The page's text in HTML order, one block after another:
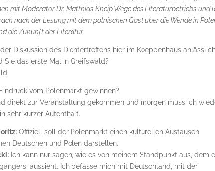
mit Moderator Dr. Matthias Kneip Wege des Literaturbetriebs und
nach der Lesung mit dem polnischen Gast über die Wende in
die Zukunft der Literatur.
Diskussion des Dichtertreffens hier im Koeppenhaus
Sie das erste Mal in Greifswald?
vom Polenmarkt gewinnen?
direkt zur Veranstaltung gekommen und morgen muss ich
sehr kurzer Aufenthalt.
Offiziell soll der Polenmarkt einen kulturellen Austausch
Deutschen und Polen darstellen.
Ich kann nur sagen, wie es von meinem Standpunkt aus, dem
aussieht. Ich befasse mich mit Deutschland, mit der